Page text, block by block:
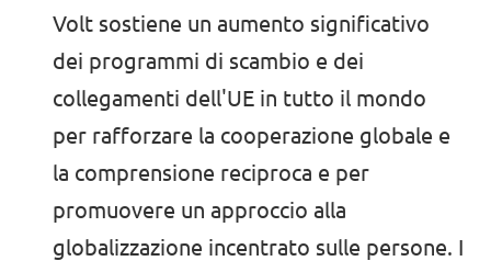
Volt sostiene un aumento significativo
dei programmi di scambio e dei
collegamenti dell'UE in tutto il mondo
per rafforzare la cooperazione globale e
la comprensione reciproca e per
promuovere un approccio alla
globalizzazione incentrato sulle persone. I